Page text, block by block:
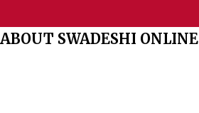
ABOUT SWADESHI ONLINE